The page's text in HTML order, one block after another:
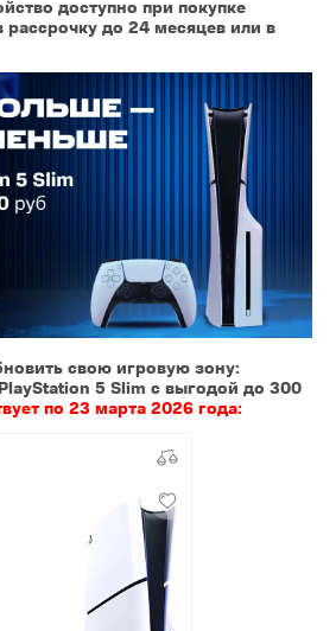
доступно при покупке
до 24 месяцев или в
свою игровую зону:
5 Slim с выгодой до 300
по 23 марта 2026 года: